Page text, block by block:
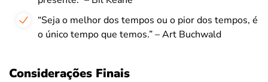
“Seja o melhor dos tempos ou o pior dos tempos, é
o único tempo que temos.” – Art Buchwald
Considerações Finais